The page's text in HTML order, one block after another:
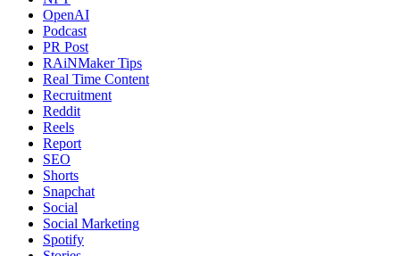
OpenAI
Podcast
PR Post
RAiNMaker Tips
Real Time Content
Recruitment
Reddit
Reels
Report
SEO
Shorts
Snapchat
Social
Social Marketing
Spotify